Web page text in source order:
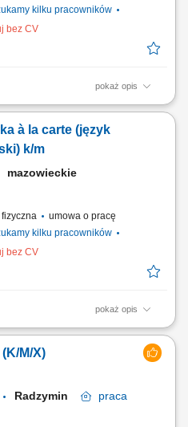
kilku pracowników
bez CV
pokaż opis
dań à la carte; Dbanie o smak,
porządku i standardów
jako kucharz; Znajomości
à la carte (język
k/m
mazowieckie
umowa o pracę
kilku pracowników
bez CV
pokaż opis
powierzonej sekcji
oraz dbałość o powtarzalność
codziennych procesów na
M/X)
Radzymin
praca